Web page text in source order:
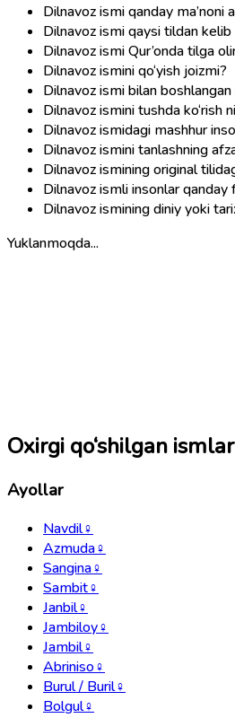
Dilnavoz ismi qanday ma’noni
Dilnavoz ismi qaysi tildan kelib
Dilnavoz ismi Qur’onda tilga
Dilnavoz ismini qo‘yish joizmi?
Dilnavoz ismi bilan
Dilnavoz ismini tushda ko‘rish
Dilnavoz ismidagi mashhur
Dilnavoz ismini tanlashning
Dilnavoz ismining original
Dilnavoz ismli insonlar qanday
Dilnavoz ismining diniy yoki
Yuklanmoqda...
Oxirgi qo‘shilgan ismlar
Ayollar
Navdil♀
Azmuda♀
Sangina♀
Sambit♀
Janbil♀
Jambiloy♀
Jambil♀
Abriniso♀
Burul / Buril♀
Bolgul♀